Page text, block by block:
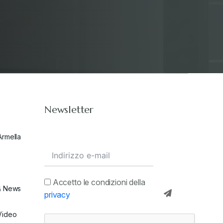
Stampa 2023
valore in dogana +
News
Newsletter
Accetto le condizioni della
privacy